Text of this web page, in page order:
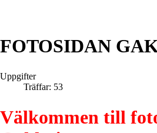
FOTOSIDAN
Uppgifter
Träffar: 53
Välkommen till